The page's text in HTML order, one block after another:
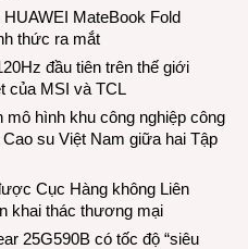
MateBook Fold
thức ra mắt
đầu tiên trên thế giới
của MSI và TCL
hình khu công nghiệp công
su Việt Nam giữa hai Tập
Cục Hàng không Liên
khai thác thương mại
25G590B có tốc độ “siêu